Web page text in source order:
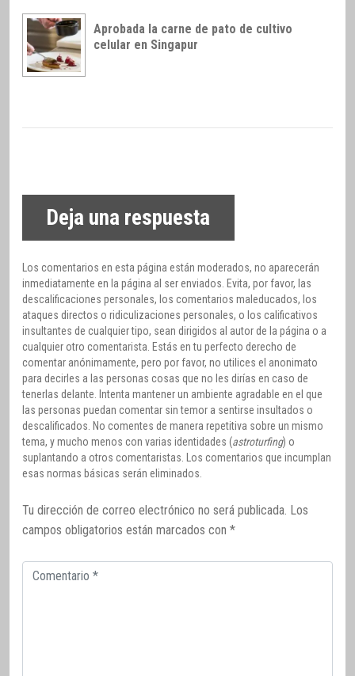
Aprobada la carne de pato de cultivo
celular en Singapur
Deja una respuesta
Los comentarios en esta página están moderados, no aparecerán
inmediatamente en la página al ser enviados. Evita, por favor, las
descalificaciones personales, los comentarios maleducados, los
ataques directos o ridiculizaciones personales, o los calificativos
insultantes de cualquier tipo, sean dirigidos al autor de la página o a
cualquier otro comentarista. Estás en tu perfecto derecho de
comentar anónimamente, pero por favor, no utilices el anonimato
para decirles a las personas cosas que no les dirías en caso de
tenerlas delante. Intenta mantener un ambiente agradable en el que
las personas puedan comentar sin temor a sentirse insultados o
descalificados. No comentes de manera repetitiva sobre un mismo
tema, y mucho menos con varias identidades (astroturfing) o
suplantando a otros comentaristas. Los comentarios que incumplan
esas normas básicas serán eliminados.
Tu dirección de correo electrónico no será publicada. Los
campos obligatorios están marcados con *
Comentario